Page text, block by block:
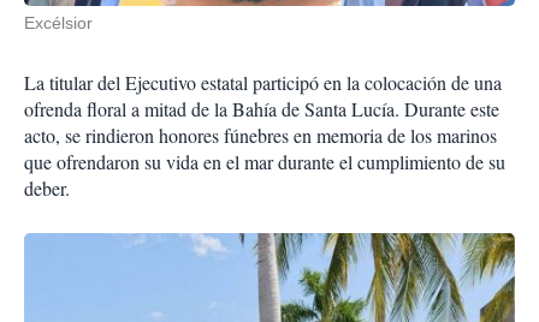
Excélsior
La titular del Ejecutivo estatal participó en la colocación de una
ofrenda floral a mitad de la Bahía de Santa Lucía. Durante este
acto, se rindieron honores fúnebres en memoria de los marinos
que ofrendaron su vida en el mar durante el cumplimiento de su
deber.